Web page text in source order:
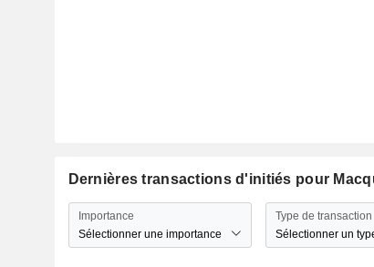
Dernières transactions d'initiés pour
Importance
Sélectionner une importance
Type de transaction
Sélectionner un